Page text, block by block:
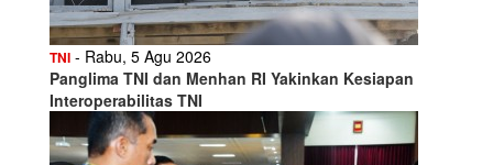
TNI - Rabu, 5 Agu 2026
Panglima TNI dan Menhan RI Yakinkan Kesiapan
Interoperabilitas TNI